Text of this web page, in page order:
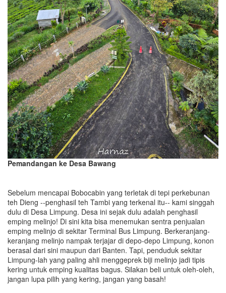
Pemandangan ke Desa Bawang
Sebelum mencapai Bobocabin yang terletak di tepi perkebunan
teh Dieng --penghasil teh Tambi yang terkenal itu-- kami singgah
dulu di Desa Limpung. Desa ini sejak dulu adalah penghasil
emping melinjo! Di sini kita bisa menemukan sentra penjualan
emping melinjo di sekitar Terminal Bus Limpung. Berkeranjang-
keranjang melinjo nampak terjajar di depo-depo Limpung, konon
berasal dari sini maupun dari Banten. Tapi, penduduk sekitar
Limpung-lah yang paling ahli menggeprek biji melinjo jadi tipis
kering untuk emping kualitas bagus. Silakan beli untuk oleh-oleh,
jangan lupa pilih yang kering, jangan yang basah!